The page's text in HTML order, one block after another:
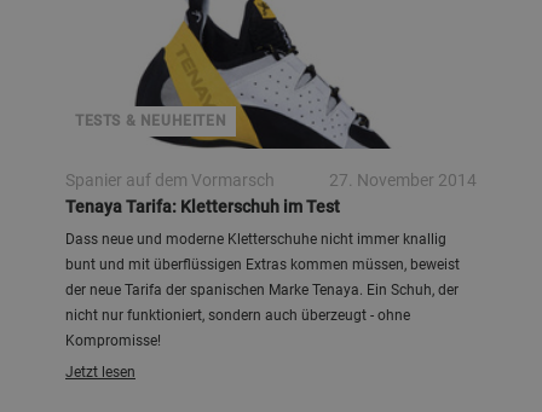
TESTS & NEUHEITEN
Spanier auf dem Vormarsch
27. November 2014
Tenaya Tarifa: Kletterschuh im Test
Dass neue und moderne Kletterschuhe nicht immer knallig
bunt und mit überflüssigen Extras kommen müssen, beweist
der neue Tarifa der spanischen Marke Tenaya. Ein Schuh, der
nicht nur funktioniert, sondern auch überzeugt - ohne
Kompromisse!
Jetzt lesen